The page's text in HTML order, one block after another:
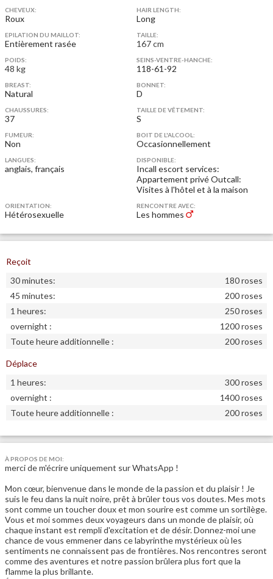
CHEVEUX:
Roux
HAIR LENGTH:
Long
EPILATION DU MAILLOT:
Entièrement rasée
TAILLE:
167 cm
POIDS:
48 kg
SEINS-VENTRE-HANCHE:
118-61-92
BREAST:
Natural
BONNET:
D
CHAUSSURES:
37
TAILLE DE VÊTEMENT:
S
FUMEUR:
Non
BOIT DE L'ALCOOL:
Occasionnellement
LANGUES:
anglais, français
DISPONIBLE:
Incall escort services:
Appartement privéOutcall:
Visites à l'hôtel et à la maison
ORIENTATION:
Hétérosexuelle
RENCONTRE AVEC:
Les hommes
Reçoit
30 minutes:
180 roses
45 minutes:
200 roses
1 heures:
250 roses
overnight :
1200 roses
Toute heure additionnelle :
200 roses
Déplace
1 heures:
300 roses
overnight :
1400 roses
Toute heure additionnelle :
200 roses
À PROPOS DE MOI:
merci de m'écrire uniquement sur WhatsApp !
Mon cœur, bienvenue dans le monde de la passion et du plaisir ! Je
suis le feu dans la nuit noire, prêt à brûler tous vos doutes. Mes mots
sont comme un toucher doux et mon sourire est comme un sortilège.
Vous et moi sommes deux voyageurs dans un monde de plaisir, où
chaque instant est rempli d'excitation et de désir. Donnez-moi une
chance de vous emmener dans ce labyrinthe mystérieux où les
sentiments ne connaissent pas de frontières. Nos rencontres seront
comme des aventures et notre passion brûlera plus fort que la
flamme la plus brillante.